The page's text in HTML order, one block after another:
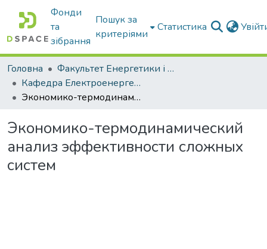
Фонди
та
зібрання
Пошук за
критеріями
Статистика
Головна
Факультет Енергетики і комп'ютерних технологій
Кафедра Електроенергетики і електротехнологій
Экономико-термодинамический анализ эффективности сложных систем
Экономико-термодинамический
анализ эффективности сложных
систем